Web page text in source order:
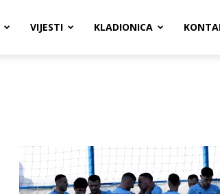
VIJESTI KLADIONICA